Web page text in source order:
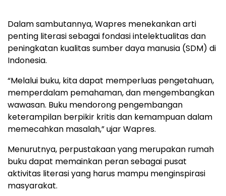
Dalam sambutannya, Wapres menekankan arti
penting literasi sebagai fondasi intelektualitas dan
peningkatan kualitas sumber daya manusia (SDM) di
Indonesia.
“Melalui buku, kita dapat memperluas pengetahuan,
memperdalam pemahaman, dan mengembangkan
wawasan. Buku mendorong pengembangan
keterampilan berpikir kritis dan kemampuan dalam
memecahkan masalah,” ujar Wapres.
Menurutnya, perpustakaan yang merupakan rumah
buku dapat memainkan peran sebagai pusat
aktivitas literasi yang harus mampu menginspirasi
masyarakat.